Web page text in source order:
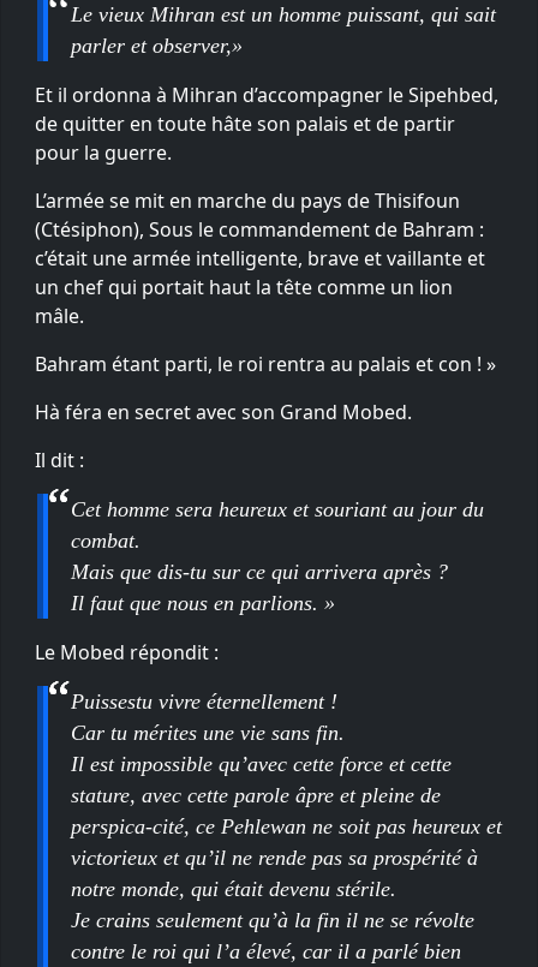
Le vieux Mihran est un homme puissant, qui sait
parler et observer,»
Et il ordonna à Mihran d’accompagner le Sipehbed,
de quitter en toute hâte son palais et de partir
pour la guerre.
L’armée se mit en marche du pays de Thisifoun
(Ctésiphon), Sous le commandement de Bahram :
c’était une armée intelligente, brave et vaillante et
un chef qui portait haut la tête comme un lion
mâle.
Bahram étant parti, le roi rentra au palais et con ! »
Hà féra en secret avec son Grand Mobed.
Il dit :
Cet homme sera heureux et souriant au jour du
combat.
Mais que dis-tu sur ce qui arrivera après ?
Il faut que nous en parlions. »
Le Mobed répondit :
Puissestu vivre éternellement !
Car tu mérites une vie sans fin.
Il est impossible qu’avec cette force et cette
stature, avec cette parole âpre et pleine de
perspica-cité, ce Pehlewan ne soit pas heureux et
victorieux et qu’il ne rende pas sa prospérité à
notre monde, qui était devenu stérile.
Je crains seulement qu’à la fin il ne se révolte
contre le roi qui l’a élevé, car il a parlé bien